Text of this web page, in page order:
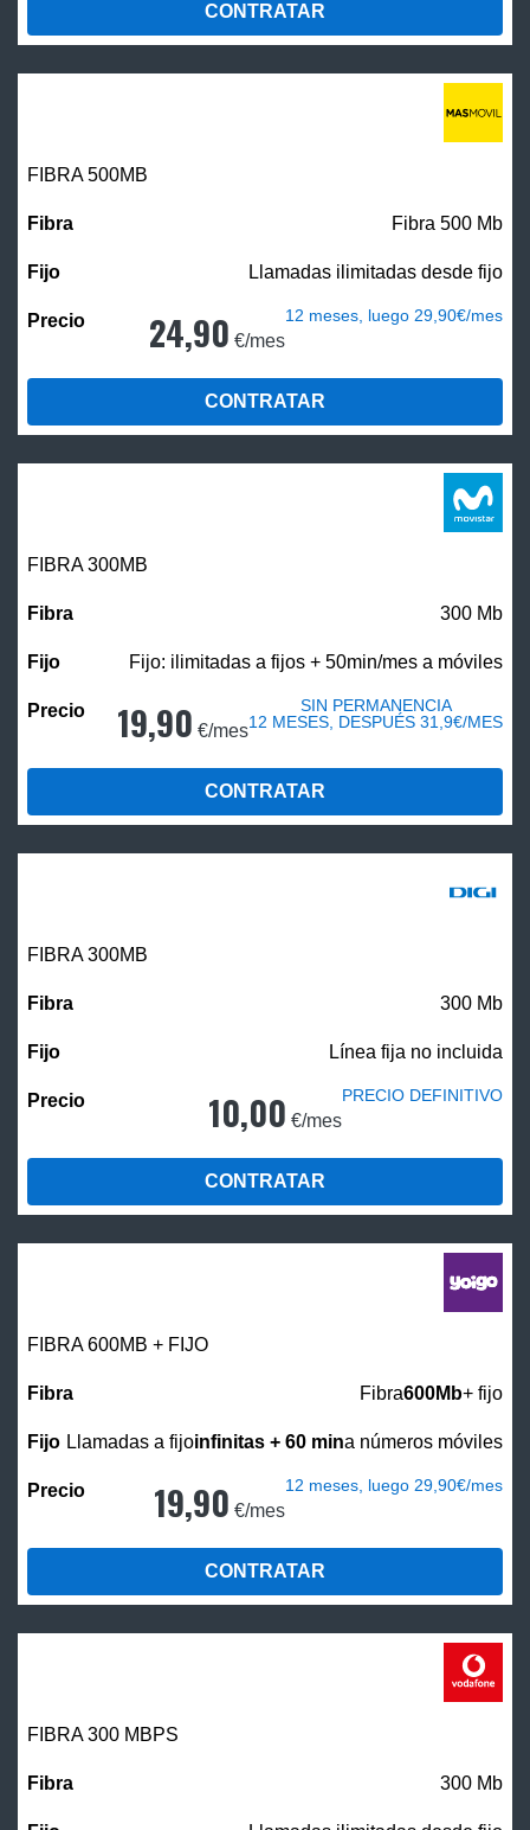
CONTRATAR
FIBRA500MB
Fibra 500 Mb
Llamadas ilimitadas desde fijo
24,90 €/mes
12 meses, luego 29,90€/mes
CONTRATAR
FIBRA 300MB
300 Mb
Fijo: ilimitadas a fijos + 50min/mes a móviles
19,90 €/mes
SIN PERMANENCIA
12 MESES, DESPUÉS 31,9€/MES
CONTRATAR
FIBRA 300MB
300 Mb
Línea fija no incluida
10,00 €/mes
PRECIO DEFINITIVO
CONTRATAR
FIBRA 600MB + FIJO
Fibra600Mb+ fijo
Llamadas a fijoinfinitas + 60 mina números móviles
19,90 €/mes
12 meses, luego 29,90€/mes
CONTRATAR
FIBRA 300 MBPS
300 Mb